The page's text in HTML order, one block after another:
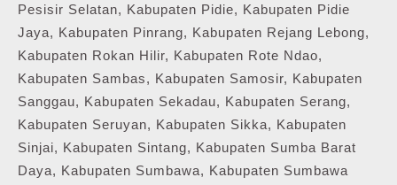
Pesisir Selatan, Kabupaten Pidie, Kabupaten Pidie
Jaya, Kabupaten Pinrang, Kabupaten Rejang Lebong,
Kabupaten Rokan Hilir, Kabupaten Rote Ndao,
Kabupaten Sambas, Kabupaten Samosir, Kabupaten
Sanggau, Kabupaten Sekadau, Kabupaten Serang,
Kabupaten Seruyan, Kabupaten Sikka, Kabupaten
Sinjai, Kabupaten Sintang, Kabupaten Sumba Barat
Daya, Kabupaten Sumbawa, Kabupaten Sumbawa